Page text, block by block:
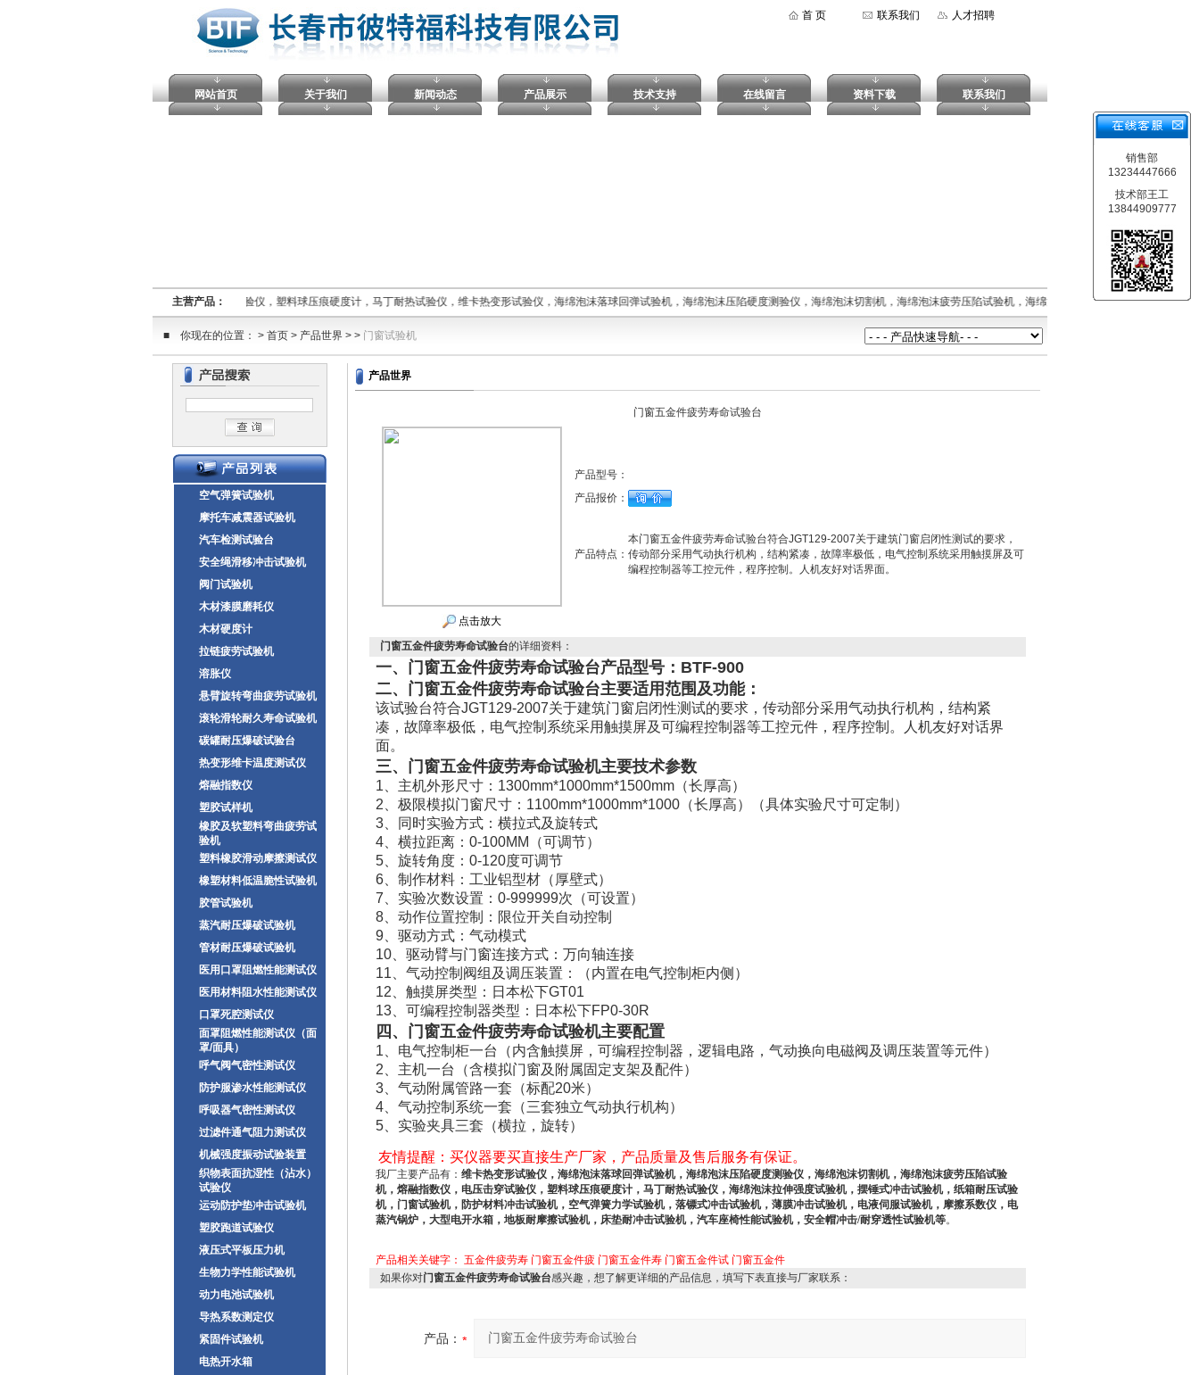
首 页 联系我们 人才招聘
网站首页 关于我们 新闻动态 产品展示 技术支持 在线留言 资料下载 联系我们
主营产品：
熔融指数仪,电压击穿试验仪，塑料球压痕硬度计，马丁耐热试验仪，维卡热变形试验仪，海绵泡沫落球回弹试验机，海绵泡沫压陷硬度测验仪，海绵泡沫切割机，海绵泡沫疲劳压陷试验机，海绵泡沫拉伸强度试验机，摆锤
销售部
13234447666
技术部王工
13844909777
■ 你现在的位置： > 首页 > 产品世界 > > 门窗试验机
空气弹簧试验机
摩托车减震器试验机
汽车检测试验台
安全绳滑移冲击试验机
阀门试验机
木材漆膜磨耗仪
木材硬度计
拉链疲劳试验机
溶胀仪
悬臂旋转弯曲疲劳试验机
滚轮滑轮耐久寿命试验机
碳罐耐压爆破试验台
热变形维卡温度测试仪
熔融指数仪
塑胶试样机
橡胶及软塑料弯曲疲劳试
验机
塑料橡胶滑动摩擦测试仪
橡塑材料低温脆性试验机
胶管试验机
蒸汽耐压爆破试验机
管材耐压爆破试验机
医用口罩阻燃性能测试仪
医用材料阻水性能测试仪
口罩死腔测试仪
面罩阻燃性能测试仪（面
罩/面具）
呼气阀气密性测试仪
防护服渗水性能测试仪
呼吸器气密性测试仪
过滤件通气阻力测试仪
机械强度振动试验装置
织物表面抗湿性（沾水）
试验仪
运动防护垫冲击试验机
塑胶跑道试验仪
液压式平板压力机
生物力学性能试验机
动力电池试验机
导热系数测定仪
紧固件试验机
电热开水箱
产品世界
门窗五金件疲劳寿命试验台
点击放大
产品型号：
产品报价：
产品特点：
本门窗五金件疲劳寿命试验台符合JGT129-2007关于建筑门窗启闭性测试的要求，
传动部分采用气动执行机构，结构紧凑，故障率极低，电气控制系统采用触摸屏及可
编程控制器等工控元件，程序控制。人机友好对话界面。
门窗五金件疲劳寿命试验台的详细资料：
一、 门窗五金件疲劳寿命试验台产品型号：BTF-900
二、 门窗五金件疲劳寿命试验台主要适用范围及功能：
该试验台符合JGT129-2007关于建筑门窗启闭性测试的要求，传动部分采用气动执行机构，结构紧
凑，故障率极低，电气控制系统采用触摸屏及可编程控制器等工控元件，程序控制。人机友好对话界
面。
三、 门窗五金件疲劳寿命试验机主要技术参数
1、主机外形尺寸：1300mm*1000mm*1500mm（长厚高）
2、极限模拟门窗尺寸：1100mm*1000mm*1000（长厚高）（具体实验尺寸可定制）
3、同时实验方式：横拉式及旋转式
4、横拉距离：0-100MM（可调节）
5、旋转角度：0-120度可调节
6、制作材料：工业铝型材（厚壁式）
7、实验次数设置：0-999999次（可设置）
8、动作位置控制：限位开关自动控制
9、驱动方式：气动模式
10、驱动臂与门窗连接方式：万向轴连接
11、气动控制阀组及调压装置：（内置在电气控制柜内侧）
12、触摸屏类型：日本松下GT01
13、可编程控制器类型：日本松下FP0-30R
四、 门窗五金件疲劳寿命试验机主要配置
1、电气控制柜一台（内含触摸屏，可编程控制器，逻辑电路，气动换向电磁阀及调压装置等元件）
2、主机一台（含模拟门窗及附属固定支架及配件）
3、气动附属管路一套（标配20米）
4、气动控制系统一套（三套独立气动执行机构）
5、实验夹具三套（横拉，旋转）
友情提醒：买仪器要买直接生产厂家，产品质量及售后服务有保证。
我厂主要产品有： 维卡热变形试验仪，海绵泡沫落球回弹试验机，海绵泡沫压陷硬度测验仪，海绵泡沫切割机，海绵泡沫疲劳压陷试验
机，熔融指数仪，电压击穿试验仪，塑料球压痕硬度计，马丁耐热试验仪，海绵泡沫拉伸强度试验机，摆锤式冲击试验机，纸箱耐压试验
机，门窗试验机，防护材料冲击试验机，空气弹簧力学试验机，落镖式冲击试验机，薄膜冲击试验机，电液伺服试验机，摩擦系数仪，电
蒸汽锅炉，大型电开水箱，地板耐摩擦试验机，床垫耐冲击试验机，汽车座椅性能试验机，安全帽冲击/耐穿透性试验机等。
产品相关关键字： 五金件疲劳寿 门窗五金件疲 门窗五金件寿 门窗五金件试 门窗五金件
如果你对门窗五金件疲劳寿命试验台感兴趣，想了解更详细的产品信息，填写下表直接与厂家联系：
产品：